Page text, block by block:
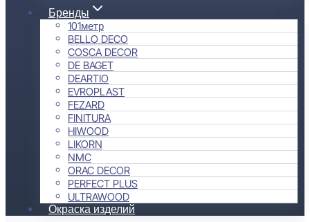
Бренды
101метр
BELLO DECO
COSCA DECOR
DE BAGET
DEARTIO
EVROPLAST
FEZARD
FINITURA
HIWOOD
LIKORN
NMC
ORAC DECOR
PERFECT PLUS
ULTRAWOOD
Окраска изделий